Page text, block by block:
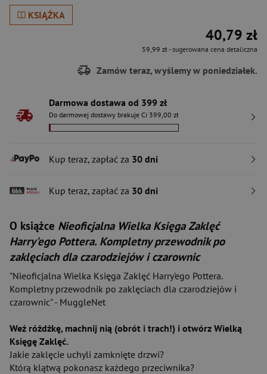
KSIĄŻKA
40,79 zł
59,99 zł- sugerowana cena detaliczna
Zamów teraz, wyślemy w poniedziałek.
Darmowa dostawa od 399 zł
Do darmowej dostawy brakuje Ci 399,00 zł
Kup teraz, zapłać za 30 dni
Kup teraz, zapłać za 30 dni
O książce Nieoficjalna Wielka Księga Zaklęć
Harry'ego Pottera. Kompletny przewodnik po
zaklęciach dla czarodziejów i czarownic
"Nieoficjalna Wielka Księga Zaklęć Harry'ego Pottera.
Kompletny przewodnik po zaklęciach dla czarodziejów i
czarownic" - MuggleNet
Weź różdżkę, machnij nią (obrót i trach!) i otwórz Wielką
Księgę Zaklęć.
Jakie zaklęcie uchyli zamknięte drzwi?
Którą klątwą pokonasz każdego przeciwnika?